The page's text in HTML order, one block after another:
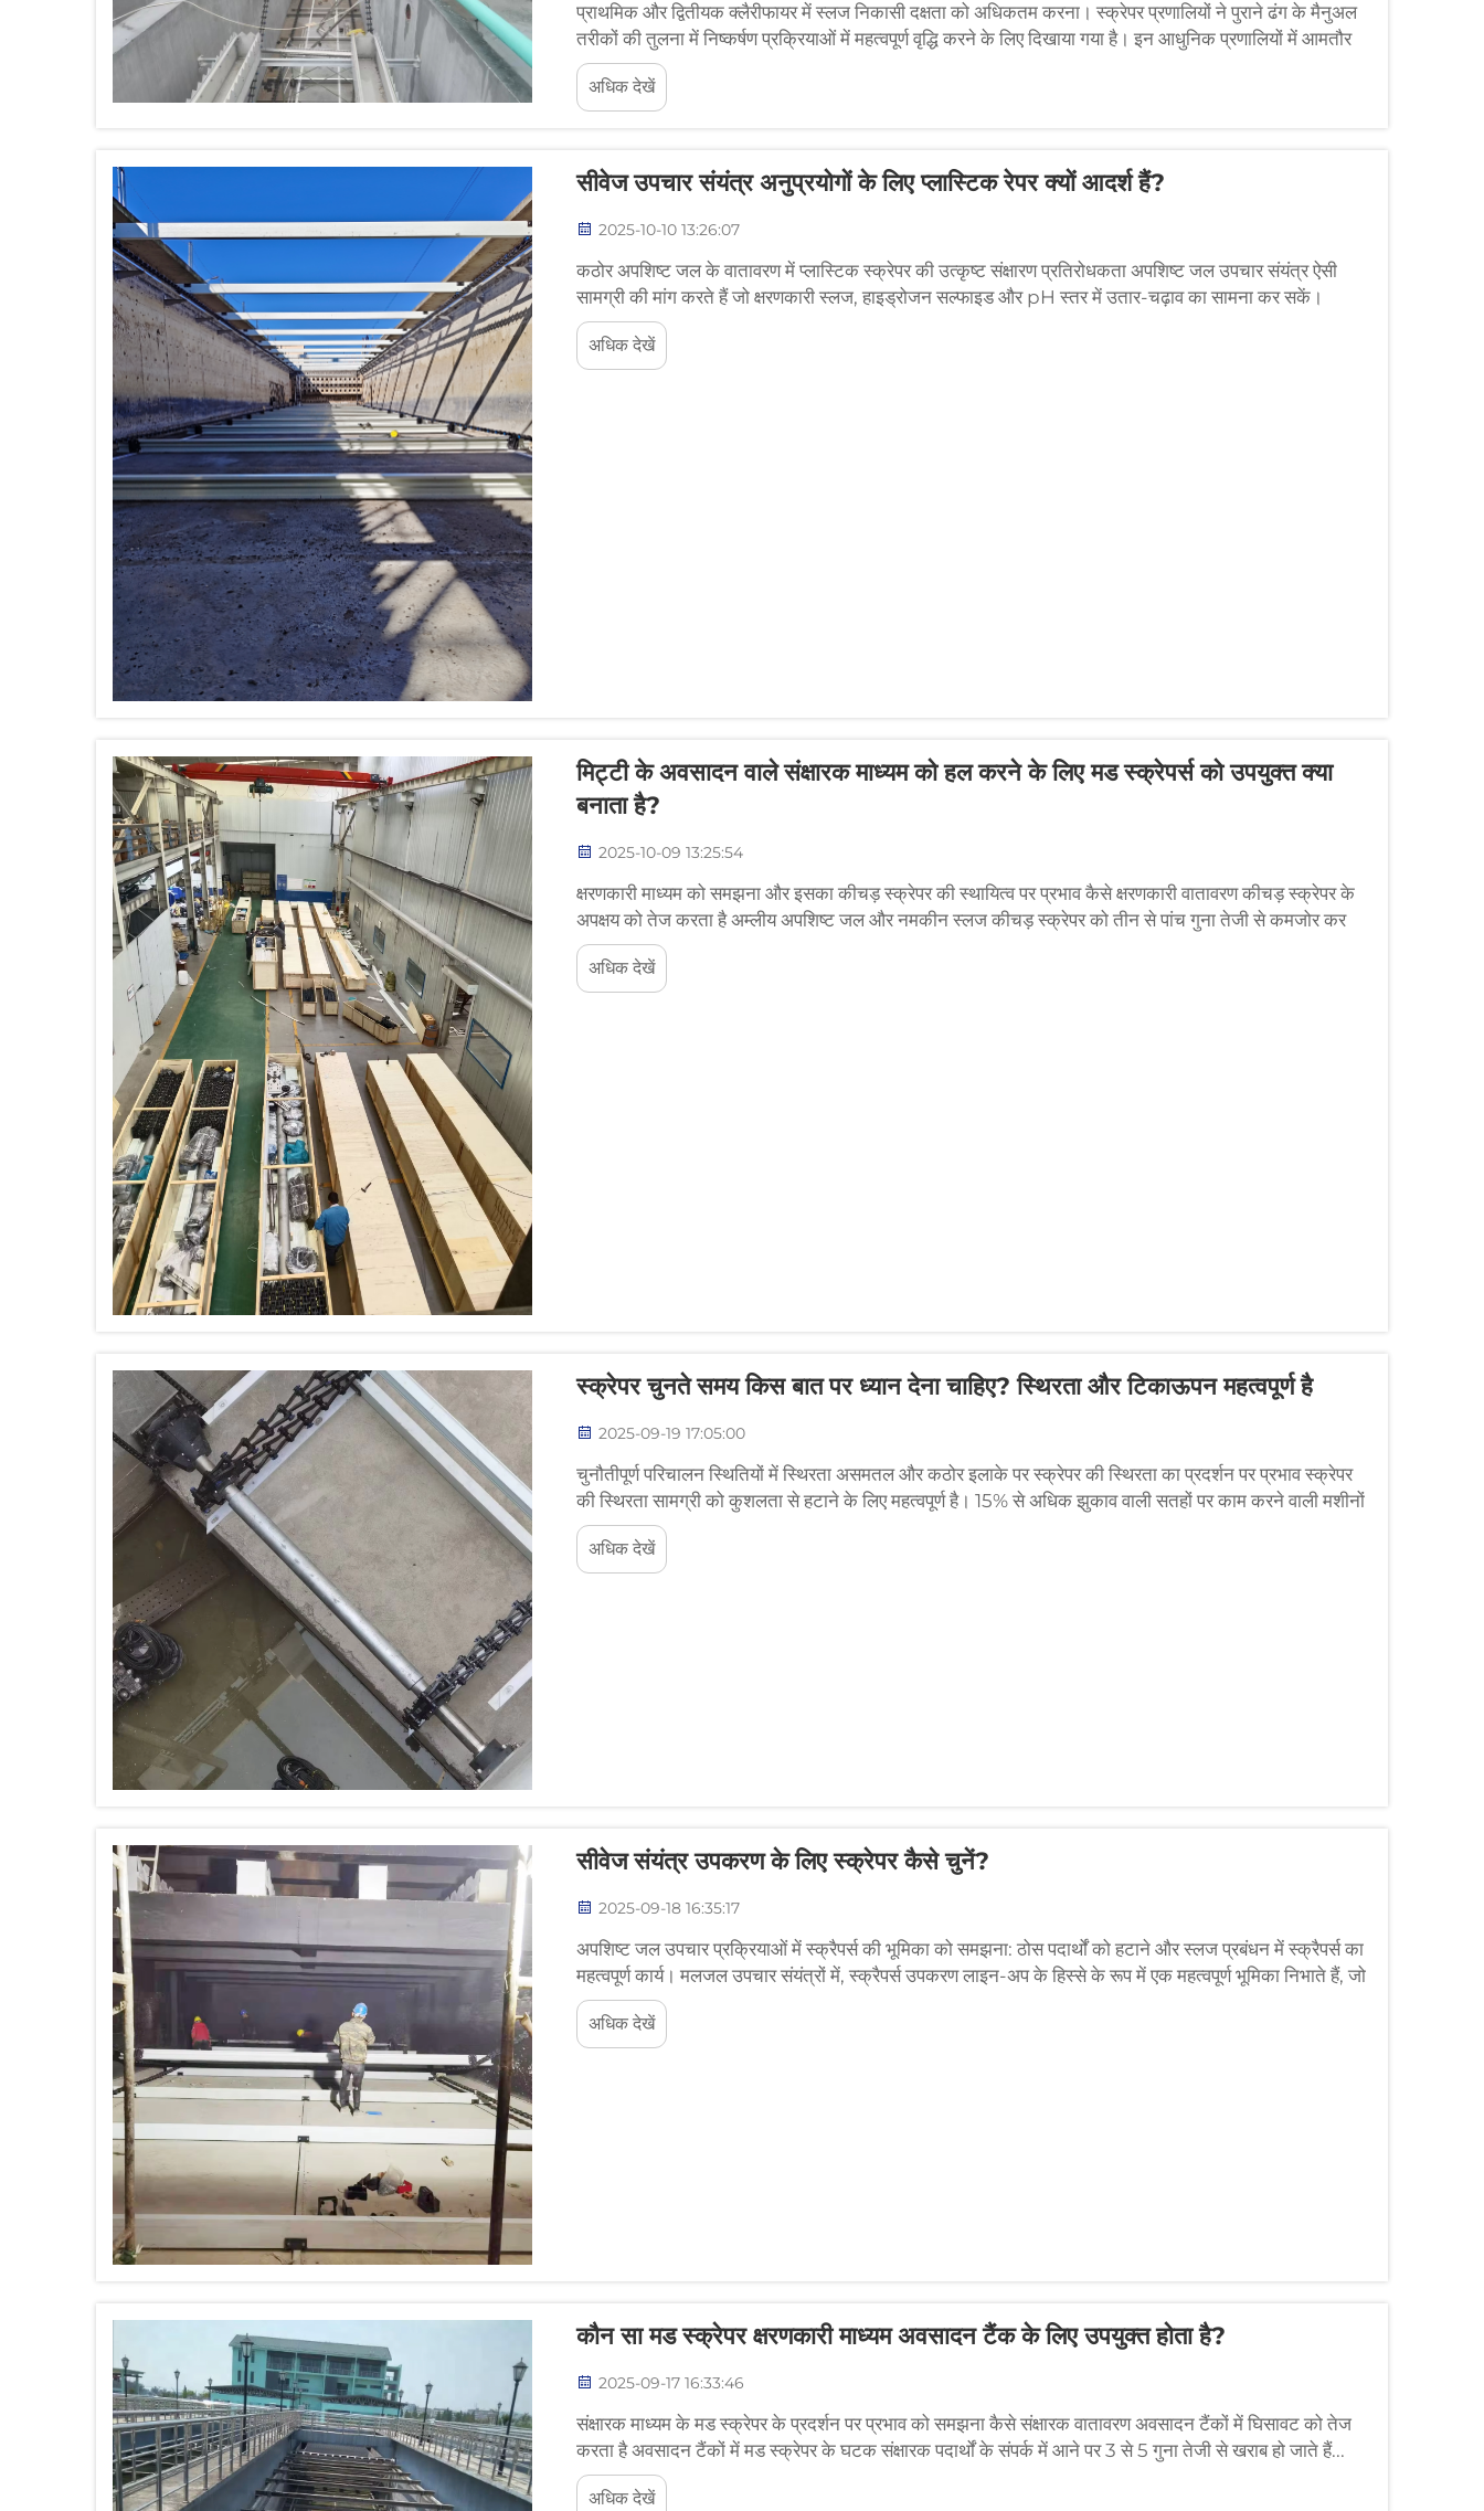
प्राथमिक और द्वितीयक क्लैरीफायर में स्लज निकासी दक्षता को अधिकतम करना। स्क्रेपर प्रणालियों ने पुराने ढंग के मैनुअल
तरीकों की तुलना में निष्कर्षण प्रक्रियाओं में महत्वपूर्ण वृद्धि करने के लिए दिखाया गया है। इन आधुनिक प्रणालियों में आमतौर
पर सेडिमेंटेशन...
अधिक देखें
सीवेज उपचार संयंत्र अनुप्रयोगों के लिए प्लास्टिक रेपर क्यों आदर्श हैं?
2025-10-10 13:26:07
कठोर अपशिष्ट जल के वातावरण में प्लास्टिक स्क्रेपर की उत्कृष्ट संक्षारण प्रतिरोधकता अपशिष्ट जल उपचार संयंत्र ऐसी
सामग्री की मांग करते हैं जो क्षरणकारी स्लज, हाइड्रोजन सल्फाइड और pH स्तर में उतार-चढ़ाव का सामना कर सकें।
प्लास्टिक स्क्रेपर पसंदीदा बन गए हैं...
अधिक देखें
मिट्टी के अवसादन वाले संक्षारक माध्यम को हल करने के लिए मड स्क्रेपर्स को उपयुक्त क्या
बनाता है?
2025-10-09 13:25:54
क्षरणकारी माध्यम को समझना और इसका कीचड़ स्क्रेपर की स्थायित्व पर प्रभाव कैसे क्षरणकारी वातावरण कीचड़ स्क्रेपर के
अपक्षय को तेज करता है अम्लीय अपशिष्ट जल और नमकीन स्लज कीचड़ स्क्रेपर को तीन से पांच गुना तेजी से कमजोर कर
सकते हैं जितनी दर से...
अधिक देखें
स्क्रेपर चुनते समय किस बात पर ध्यान देना चाहिए? स्थिरता और टिकाऊपन महत्वपूर्ण है
2025-09-19 17:05:00
चुनौतीपूर्ण परिचालन स्थितियों में स्थिरता असमतल और कठोर इलाके पर स्क्रेपर की स्थिरता का प्रदर्शन पर प्रभाव स्क्रेपर
की स्थिरता सामग्री को कुशलता से हटाने के लिए महत्वपूर्ण है। 15% से अधिक झुकाव वाली सतहों पर काम करने वाली मशीनों
का अनुभव होता है...
अधिक देखें
सीवेज संयंत्र उपकरण के लिए स्क्रेपर कैसे चुनें?
2025-09-18 16:35:17
अपशिष्ट जल उपचार प्रक्रियाओं में स्क्रैपर्स की भूमिका को समझना: ठोस पदार्थों को हटाने और स्लज प्रबंधन में स्क्रैपर्स का
महत्वपूर्ण कार्य। मलजल उपचार संयंत्रों में, स्क्रैपर्स उपकरण लाइन-अप के हिस्से के रूप में एक महत्वपूर्ण भूमिका निभाते हैं, जो
अव...
अधिक देखें
कौन सा मड स्क्रेपर क्षरणकारी माध्यम अवसादन टैंक के लिए उपयुक्त होता है?
2025-09-17 16:33:46
संक्षारक माध्यम के मड स्क्रेपर के प्रदर्शन पर प्रभाव को समझना कैसे संक्षारक वातावरण अवसादन टैंकों में घिसावट को तेज
करता है अवसादन टैंकों में मड स्क्रेपर के घटक संक्षारक पदार्थों के संपर्क में आने पर 3 से 5 गुना तेजी से खराब हो जाते हैं...
अधिक देखें